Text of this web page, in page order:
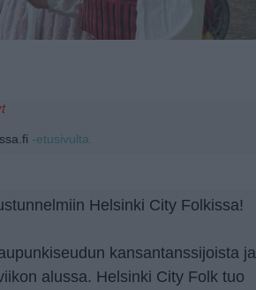
-etusivulta.
Helsinki City Folkissa!
kansantanssijoista ja
alussa. Helsinki City Folk tuo